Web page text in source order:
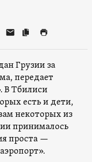
Грузии за
передает
В Тбилиси
есть и дети,
некоторых из
принималось
проста —